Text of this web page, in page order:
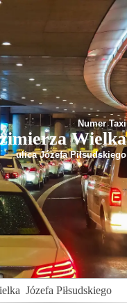
Numer Taxi
Wielka
ulica Józefa Piłsudskiego
Józefa Piłsudskiego